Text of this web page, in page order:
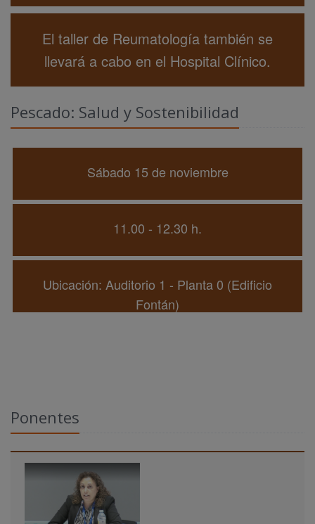
El taller de Reumatología también se
llevará a cabo en el Hospital Clínico.
Pescado: Salud y Sostenibilidad
Sábado 15 de noviembre
11.00 - 12.30 h.
Ubicación: Auditorio 1 - Planta 0 (Edificio
Fontán)
Ponentes